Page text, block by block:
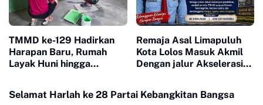
TMMD ke-129 Hadirkan
Harapan Baru, Rumah
Layak Huni hingga
Kasok
Remaja Asal Limapuluh
Kota Lolos Masuk Akmil
Dengan jalur Akselerasi
Selamat Harlah ke 28 Partai Kebangkitan Bangsa